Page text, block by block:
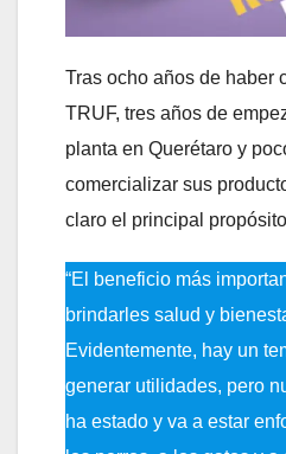
Tras ocho años de haber
TRUF, tres años de
planta en Querétaro y
comercializar sus
claro el principal
“El beneficio más
brindarles salud y
Evidentemente, hay un
generar utilidades, pero
ha estado y va a estar